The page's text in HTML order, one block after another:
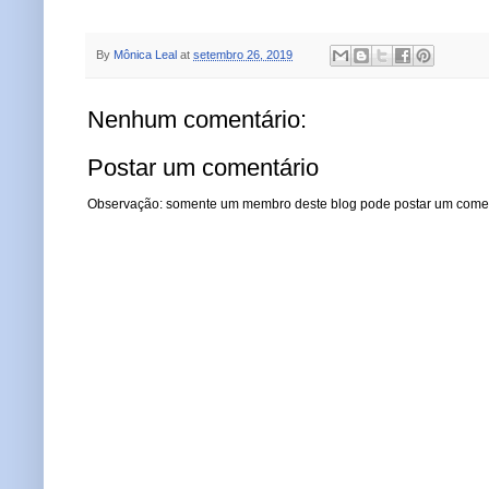
By Mônica Leal at setembro 26, 2019
Nenhum comentário:
Postar um comentário
Observação: somente um membro deste blog pode postar um